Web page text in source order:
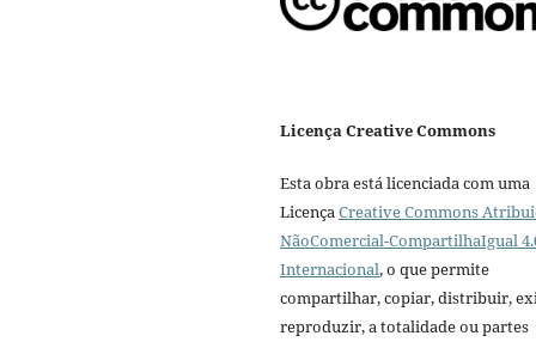
Licença Creative Commons
Esta obra está licenciada com uma
LicençaCreative Commons
NãoComercial-CompartilhaIgual
Internacional, o que permite
compartilhar, copiar, distribuir,
reproduzir, a totalidade ou partes